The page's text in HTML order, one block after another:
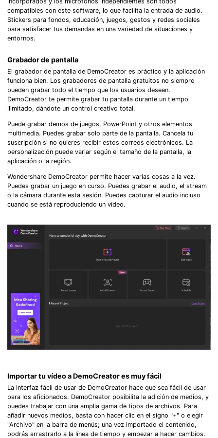
compatibles con este software, lo que facilita la entrada de audio.
Stickers para fondos, educación, juegos, gestos y redes sociales
para satisfacer tus demandas en una variedad de situaciones y
entornos.
Grabador de pantalla
El grabador de pantalla de DemoCreator es práctico y la aplicación
funciona bien. Los grabadores de pantalla gratuitos no siempre
pueden grabar todo el tiempo que los usuarios desean.
DemoCreator te permite grabar tu pantalla durante un tiempo
ilimitado, dándote un control creativo total.
Puede grabar demos de juegos, PowerPoint y otros elementos
multimedia. Puedes grabar solo parte de la pantalla. Cancela tu
suscripción si no quieres recibir estos correos electrónicos. La
personalización puede variar según el tamaño de la pantalla, la
aplicación o la región.
Wondershare DemoCreator permite hacer varias cosas a la vez.
Puedes grabar un juego en curso. Puedes grabar el audio, el stream
o la cámara durante esta sesión. Puedes capturar el audio incluso
cuando se está reproduciendo un vídeo.
Importar tu vídeo a DemoCreator es muy fácil
La interfaz fácil de usar de DemoCreator hace que sea fácil de usar
para los aficionados. DemoCreator posibilita la adición de medios, y
puedes trabajar con una amplia gama de tipos de archivos. Para
añadir nuevos medios, basta con hacer clic en el signo "+" o elegir
"Archivo" en la barra de menús; una vez importado el contenido,
podrás arrastrarlo a la línea de tiempo y empezar a hacer cambios.